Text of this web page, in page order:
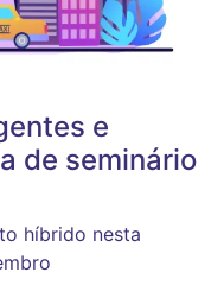
e
de seminário
híbrido nesta